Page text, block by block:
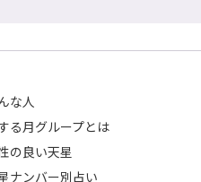
な人
る月グループとは
の良い天星
ナンバー別占い